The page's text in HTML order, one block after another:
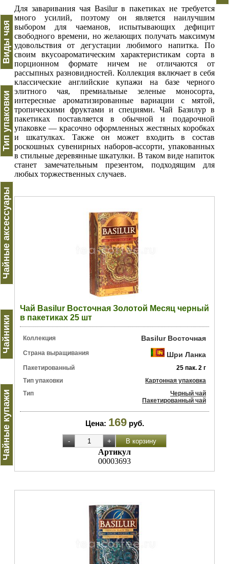
Виды чая
Тип упаковки
Чайные аксессуары
Чайники
Чайные купажи
Для заваривания чая Basilur в пакетиках не требуется
много усилий, поэтому он является наилучшим
выбором для чаеманов, испытывающих дефицит
свободного времени, но желающих получать максимум
удовольствия от дегустации любимого напитка. По
своим вкусоароматическим характеристикам сорта в
порционном формате ничем не отличаются от
рассыпных разновидностей. Коллекция включает в себя
классические английские купажи на базе черного
элитного чая, премиальные зеленые моносорта,
интересные ароматизированные вариации с мятой,
тропическими фруктами и специями. Чай Базилур в
пакетиках поставляется в обычной и подарочной
упаковке — красочно оформленных жестяных коробках
и шкатулках. Также он может входить в состав
роскошных сувенирных наборов-ассорти, упакованных
в стильные деревянные шкатулки. В таком виде напиток
станет замечательным презентом, подходящим для
любых торжественных случаев.
Чай Basilur Восточная Золотой Месяц черный
в пакетиках 25 шт
Коллекция Basilur Восточная
Страна выращивания Шри Ланка
Пакетированный
25 пак. 2 г
Тип упаковки
Картонная упаковка
Тип
Черный чай
Пакетированный чай
Цена: 169 руб.
Артикул
00003693